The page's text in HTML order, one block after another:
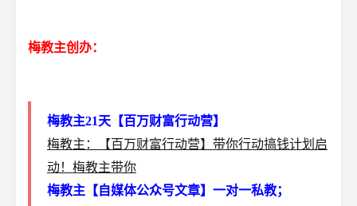
梅教主创办：
梅教主21天【百万财富行动营】
梅教主：【百万财富行动营】带你行动搞钱计划启
动！梅教主带你
梅教主【自媒体公众号文章】一对一私教；